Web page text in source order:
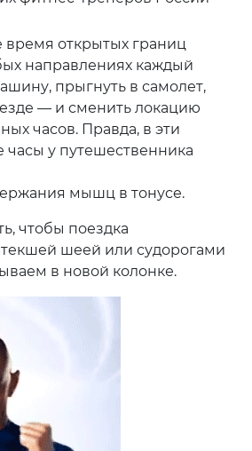
время открытых границ
направлениях каждый
прыгнуть в самолет,
— и сменить локацию
часов. Правда, в эти
часы у путешественника
мышц в тонусе.
чтобы поездка
шеей или судорогами
в новой колонке.